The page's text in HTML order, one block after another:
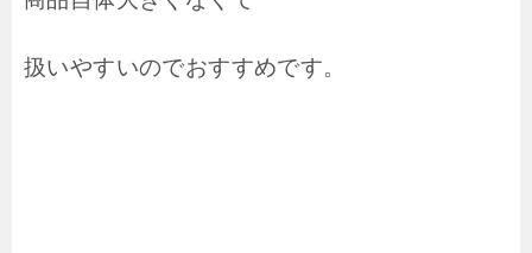
扱いやすいのでおすすめです。